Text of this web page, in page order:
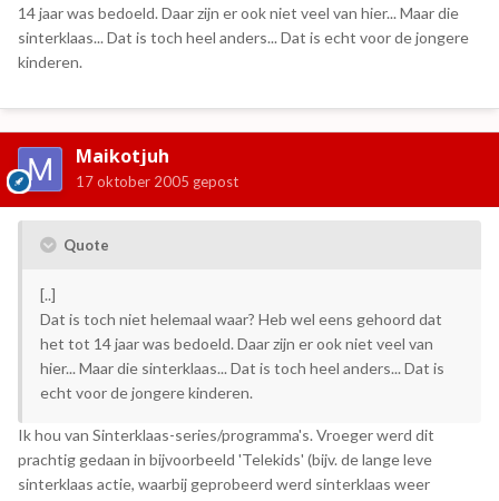
14 jaar was bedoeld. Daar zijn er ook niet veel van hier... Maar die
sinterklaas... Dat is toch heel anders... Dat is echt voor de jongere
kinderen.
Maikotjuh
17 oktober 2005 gepost
Quote
[..]
Dat is toch niet helemaal waar? Heb wel eens gehoord dat
het tot 14 jaar was bedoeld. Daar zijn er ook niet veel van
hier... Maar die sinterklaas... Dat is toch heel anders... Dat is
echt voor de jongere kinderen.
Ik hou van Sinterklaas-series/programma's. Vroeger werd dit
prachtig gedaan in bijvoorbeeld 'Telekids' (bijv. de lange leve
sinterklaas actie, waarbij geprobeerd werd sinterklaas weer